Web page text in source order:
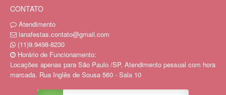
CONTATO
Atendimento
lanafestas.contato@gmail.com
(11)9.9498-8230
Horário de Funcionamento:
Locações apenas para São Paulo /SP. Atendimento pessoal com hora
marcada. Rua Inglês de Sousa 560 - Sala 10